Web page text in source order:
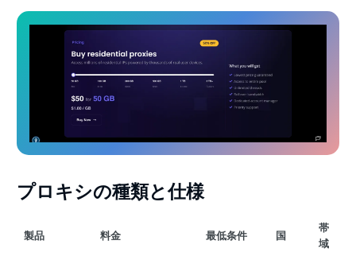
プロキシの種類と仕様
製品 料金 最低条件 国
帯
域